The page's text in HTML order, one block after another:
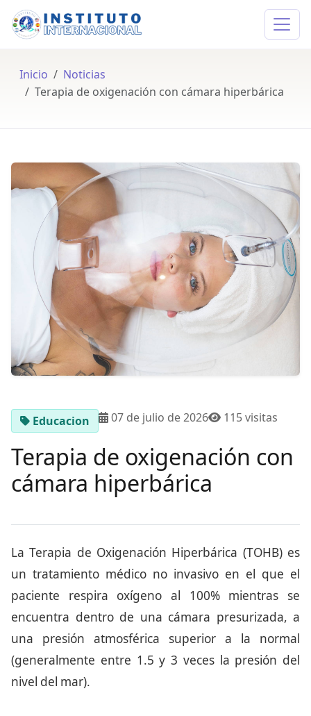
Inicio
Noticias
Terapia de oxigenación con cámara hiperbárica
Educacion 07 de julio de 2026 115 visitas
Terapia de oxigenación con
cámara hiperbárica
La Terapia de Oxigenación Hiperbárica (TOHB) es
un tratamiento médico no invasivo en el que el
paciente respira oxígeno al 100% mientras se
encuentra dentro de una cámara presurizada, a
una presión atmosférica superior a la normal
(generalmente entre 1.5 y 3 veces la presión del
nivel del mar).